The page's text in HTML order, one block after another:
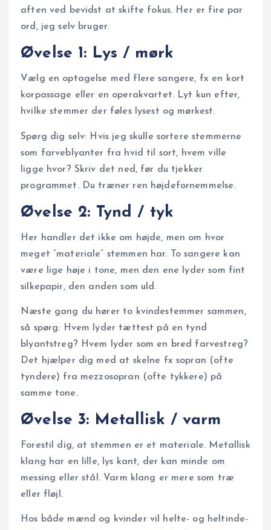
aften ved bevidst at skifte fokus. Her er fire par
ord, jeg selv bruger.
Øvelse 1: Lys / mørk
Vælg en optagelse med flere sangere, fx en kort
korpassage eller en operakvartet. Lyt kun efter,
hvilke stemmer der føles lysest og mørkest.
Spørg dig selv: Hvis jeg skulle sortere stemmerne
som farveblyanter fra hvid til sort, hvem ville
ligge hvor? Skriv det ned, før du tjekker
programmet. Du træner ren højdefornemmelse.
Øvelse 2: Tynd / tyk
Her handler det ikke om højde, men om hvor
meget “materiale” stemmen har. To sangere kan
være lige høje i tone, men den ene lyder som fint
silkepapir, den anden som uld.
Næste gang du hører to kvindestemmer sammen,
så spørg: Hvem lyder tættest på en tynd
blyantstreg? Hvem lyder som en bred farvestreg?
Det hjælper dig med at skelne fx sopran (ofte
tyndere) fra mezzosopran (ofte tykkere) på
samme tone.
Øvelse 3: Metallisk / varm
Forestil dig, at stemmen er et materiale. Metallisk
klang har en lille, lys kant, der kan minde om
messing eller stål. Varm klang er mere som træ
eller fløjl.
Hos både mænd og kvinder vil helte- og heltinde-